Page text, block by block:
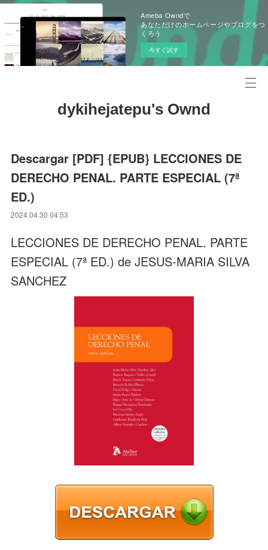
Ameba Owndで
あなただけのホームページやブログをつ
くろう
今すぐ試す
dykihejatepu's Ownd
Descargar [PDF] {EPUB} LECCIONES DE
DERECHO PENAL. PARTE ESPECIAL (7ª
ED.)
2024.04.30 04:53
LECCIONES DE DERECHO PENAL. PARTE
ESPECIAL (7ª ED.) de JESUS-MARIA SILVA
SANCHEZ